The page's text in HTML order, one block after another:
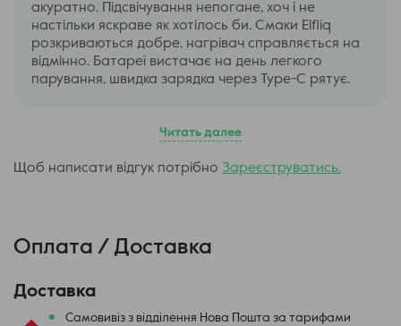
Переваги Elf ELFX
Dual Mesh Coil технологія забезпечує насичений та чистий
смак.
Міцний алюмінієвий корпус із стійким покриттям.
Легкість заправки та зміни картриджів.
Elf ELFX – це вейп-девайс, який поєднує передові
задоволення від вейпінгу. Купуючи Elf ELFX, ви робите
Насолоджуйтесь вейпінгом з Elf ELFX та відкрийте для
себе новий рівень задоволення.
акуратно. Підсвічування непогане, хоч і не
настільки яскраве як хотілось би. Смаки Elfliq
розкриваються добре, нагрівач справляється на
відмінно. Батареї вистачає на день легкого
парування, швидка зарядка через Type-C рятує.
Читать далее
Щоб написати відгук потрібно Зареєструватись.
Оплата / Доставка
Доставка
Самовивіз з відділення Нова Пошта за тарифами